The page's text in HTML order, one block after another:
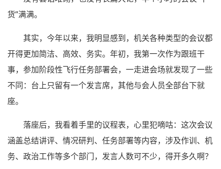
货”满满。
其实，今年以来，我明显感到，机关各种类型的会议都
开得更加简洁、高效、务实。年初，我第一次作为跟班干
事，参加阶段性飞行任务部署会，一走进会场就发现了一些
不同：台上只留有一个发言席，其他与会人员全部台下就
座。
落座后，我看着手里的议程表，心里犯嘀咕：这次会议
涵盖总结讲评、情况研判、任务部署等内容，涉及作训、机
务、政治工作等多个部门，发言人数可不少，得开多久啊？